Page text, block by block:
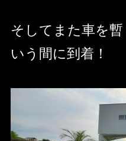
そしてまた車を
いう間に到着！